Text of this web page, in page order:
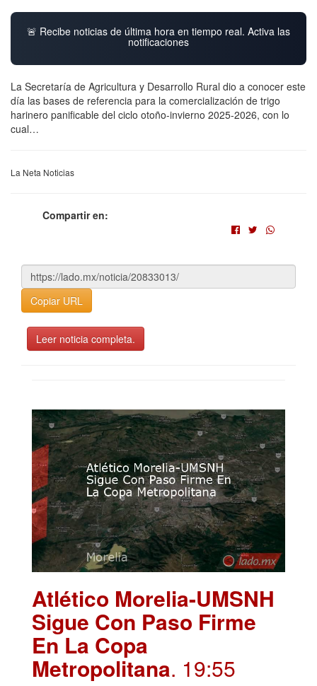
🚨 Recibe noticias de última hora en tiempo real. Activa las
notificaciones
La Secretaría de Agricultura y Desarrollo Rural dio a conocer este
día las bases de referencia para la comercialización de trigo
harinero panificable del ciclo otoño-invierno 2025-2026, con lo
cual…
La Neta Noticias
Compartir en:
Copiar URL
Leer noticia completa.
Atlético Morelia-UMSNH
Sigue Con Paso Firme
En La Copa
Metropolitana. 19:55